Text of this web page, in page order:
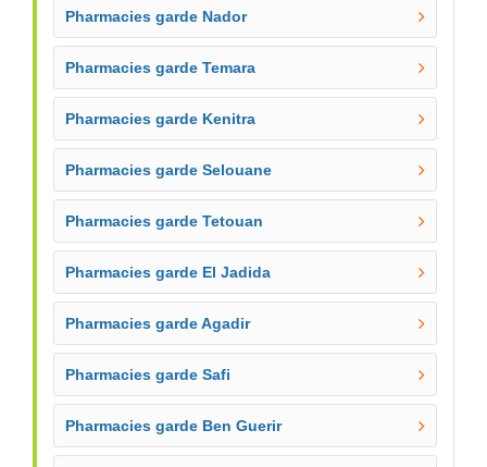
Pharmacies garde Nador
Pharmacies garde Temara
Pharmacies garde Kenitra
Pharmacies garde Selouane
Pharmacies garde Tetouan
Pharmacies garde El Jadida
Pharmacies garde Agadir
Pharmacies garde Safi
Pharmacies garde Ben Guerir